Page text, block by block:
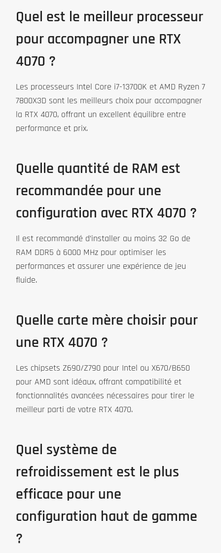
Quel est le meilleur processeur
pour accompagner une RTX
4070 ?
Les processeurs Intel Core i7-13700K et AMD Ryzen 7
7800X3D sont les meilleurs choix pour accompagner
la RTX 4070, offrant un excellent équilibre entre
performance et prix.
Quelle quantité de RAM est
recommandée pour une
configuration avec RTX 4070 ?
Il est recommandé d’installer au moins 32 Go de
RAM DDR5 à 6000 MHz pour optimiser les
performances et assurer une expérience de jeu
fluide.
Quelle carte mère choisir pour
une RTX 4070 ?
Les chipsets Z690/Z790 pour Intel ou X670/B650
pour AMD sont idéaux, offrant compatibilité et
fonctionnalités avancées nécessaires pour tirer le
meilleur parti de votre RTX 4070.
Quel système de
refroidissement est le plus
efficace pour une
configuration haut de gamme
?